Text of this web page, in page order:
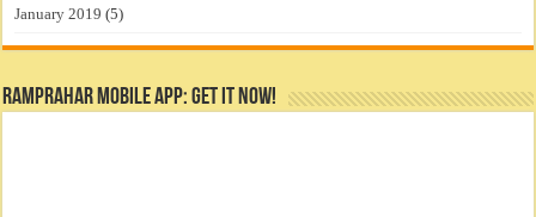
January 2019 (5)
RamPrahar Mobile App: Get it Now!